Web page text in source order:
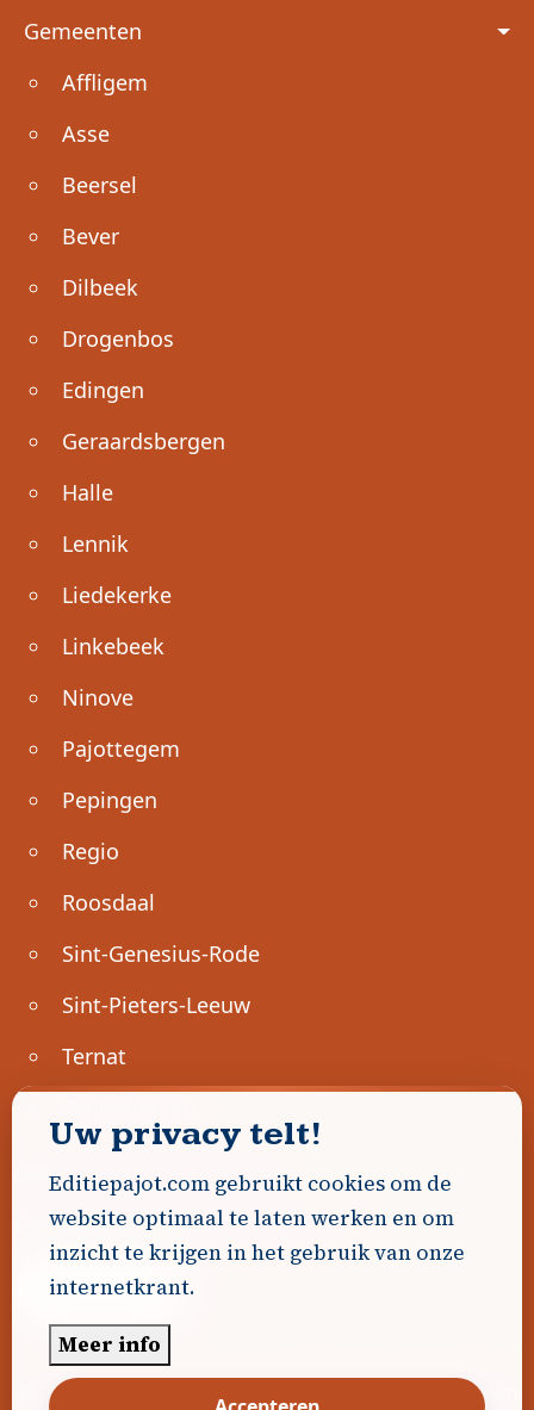
Voet
Gemeenten
Affligem
Asse
Beersel
Bever
Dilbeek
Drogenbos
Edingen
Geraardsbergen
Halle
Lennik
Liedekerke
Linkebeek
Ninove
Pajottegem
Pepingen
Regio
Roosdaal
Sint-Genesius-Rode
Sint-Pieters-Leeuw
Ternat
Geen advertenties gevonden.
Uw advertentie hier? Contacteer ons!
Word Partner!
© 2026 Editiepajot.com
Algemene voorwaarden
Uw privacy telt!
Editiepajot.com gebruikt cookies om de
website optimaal te laten werken en om
inzicht te krijgen in het gebruik van onze
internetkrant.
Meer info